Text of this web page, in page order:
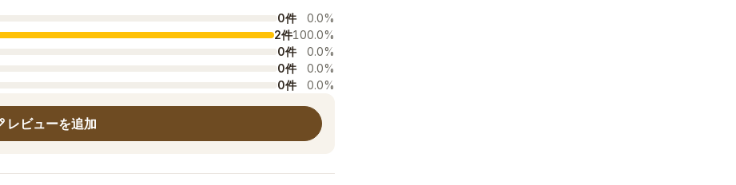
0件
0.0%
2件100.0%
0件
0.0%
0件
0.0%
0件 0.0%
レビューを追加